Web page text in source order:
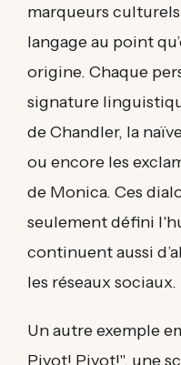
marqueurs
langage au point
origine. Chaque
signature
de Chandler, la
ou encore les
de Monica. Ces
seulement défini
continuent aussi
les réseaux sociaux.
Un autre exemple
Pivot! Pivot!", une